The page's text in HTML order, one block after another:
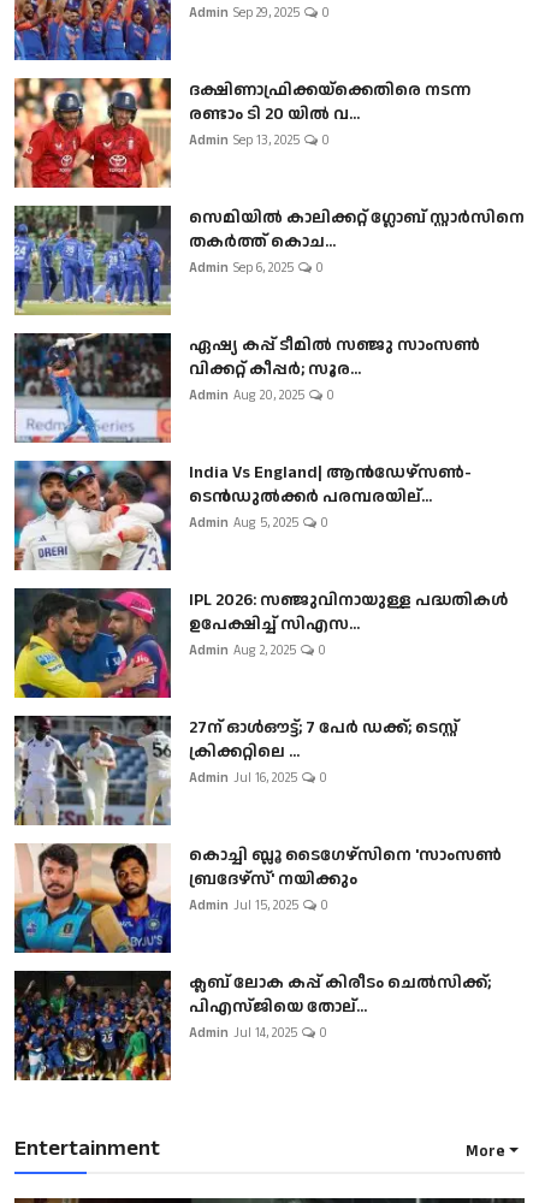
Admin Sep 29, 2025 0
ദക്ഷിണാഫ്രിക്കയ്‌ക്കെതിരെ നടന്ന
രണ്ടാം ടി 20 യിൽ വ...
Admin Sep 13, 2025 0
സെമിയിൽ കാലിക്കറ്റ് ഗ്ലോബ് സ്റ്റാർസിനെ
തകർത്ത് കൊച...
Admin Sep 6, 2025 0
ഏഷ്യ കപ്പ് ടീമിൽ സഞ്ജു സാംസൺ
വിക്കറ്റ് കീപ്പർ; സൂര...
Admin Aug 20, 2025 0
India Vs England| ആൻഡേഴ്സൺ-
ടെൻഡുല്‍ക്കർ പരമ്പരയില്...
Admin Aug 5, 2025 0
IPL 2026: സഞ്ജുവിനായുള്ള പദ്ധതികൾ
ഉപേക്ഷിച്ച് സിഎസ...
Admin Aug 2, 2025 0
27ന് ഓൾഔട്ട്; 7 പേർ ഡക്ക്; ടെസ്റ്റ്
ക്രിക്കറ്റിലെ ...
Admin Jul 16, 2025 0
കൊച്ചി ബ്ലൂ ടൈഗേഴ്സിനെ 'സാംസൺ
ബ്രദേഴ്സ്' നയിക്കും
Admin Jul 15, 2025 0
ക്ലബ് ലോക കപ്പ് കിരീടം ചെല്‍സിക്ക്;
പിഎസ്ജിയെ തോല്...
Admin Jul 14, 2025 0
Entertainment More